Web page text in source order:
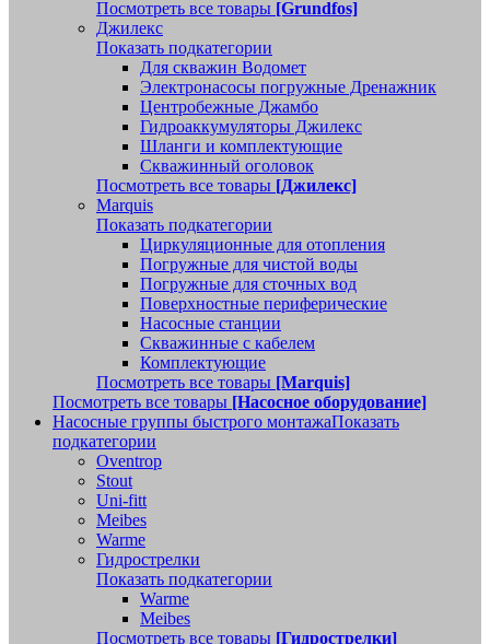
Посмотреть все товары [Grundfos]
Джилекс
Показать подкатегории
Для скважин Водомет
Электронасосы погружные Дренажник
Центробежные Джамбо
Гидроаккумуляторы Джилекс
Шланги и комплектующие
Скважинный оголовок
Посмотреть все товары [Джилекс]
Marquis
Показать подкатегории
Циркуляционные для отопления
Погружные для чистой воды
Погружные для сточных вод
Поверхностные периферические
Насосные станции
Скважинные с кабелем
Комплектующие
Посмотреть все товары [Marquis]
Посмотреть все товары [Насосное оборудование]
Насосные группы быстрого монтажаПоказать
подкатегории
Oventrop
Stout
Uni-fitt
Meibes
Warme
Гидрострелки
Показать подкатегории
Warme
Meibes
Посмотреть все товары [Гидрострелки]